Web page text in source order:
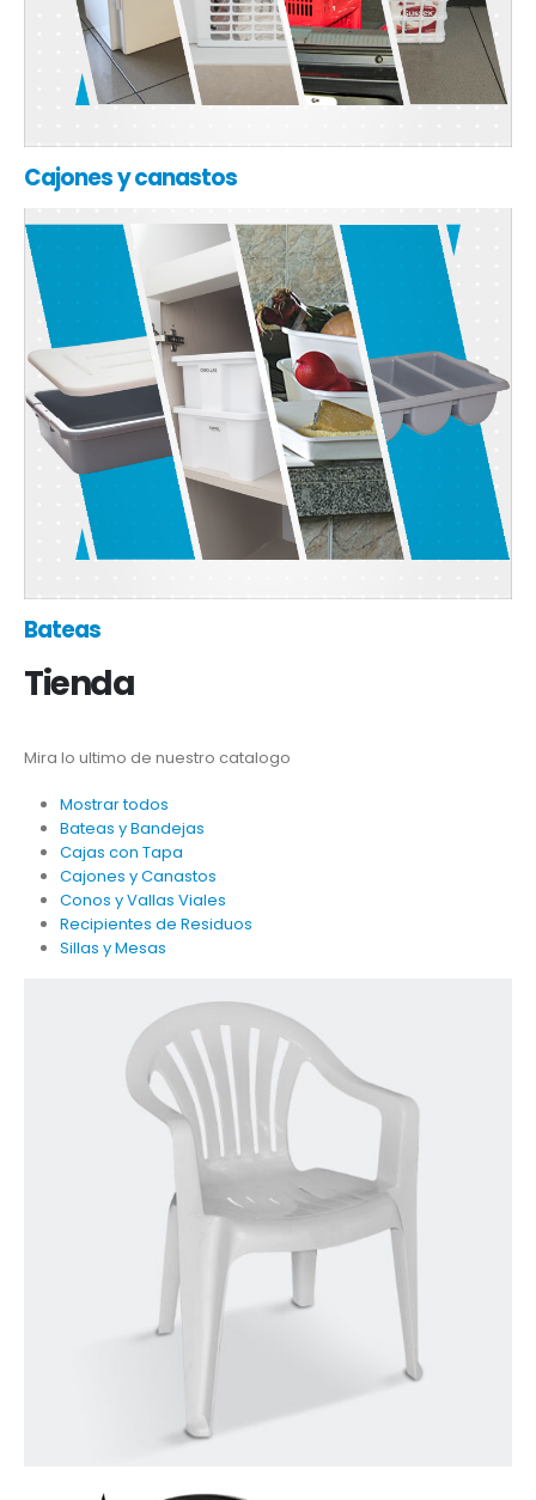
Cajones y canastos
Bateas
Tienda
Mira lo ultimo de nuestro catalogo
Mostrar todos
Bateas y Bandejas
Cajas con Tapa
Cajones y Canastos
Conos y Vallas Viales
Recipientes de Residuos
Sillas y Mesas